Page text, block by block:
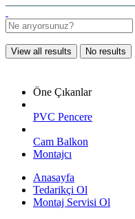
View all results No results
Öne Çıkanlar
PVC Pencere
Cam Balkon
Montajcı
Anasayfa
Tedarikçi Ol
Montaj Servisi Ol